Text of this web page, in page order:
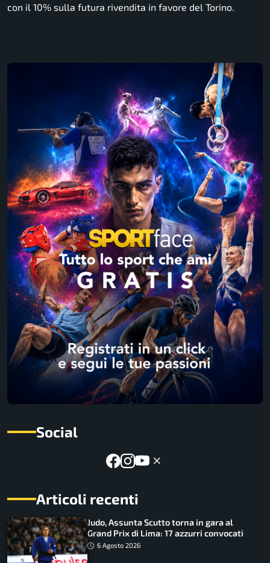
con il 10% sulla futura rivendita in favore del Torino.
Social
Articoli recenti
Judo, Assunta Scutto torna in gara al
Grand Prix di Lima: 17 azzurri convocati
6 Agosto 2026